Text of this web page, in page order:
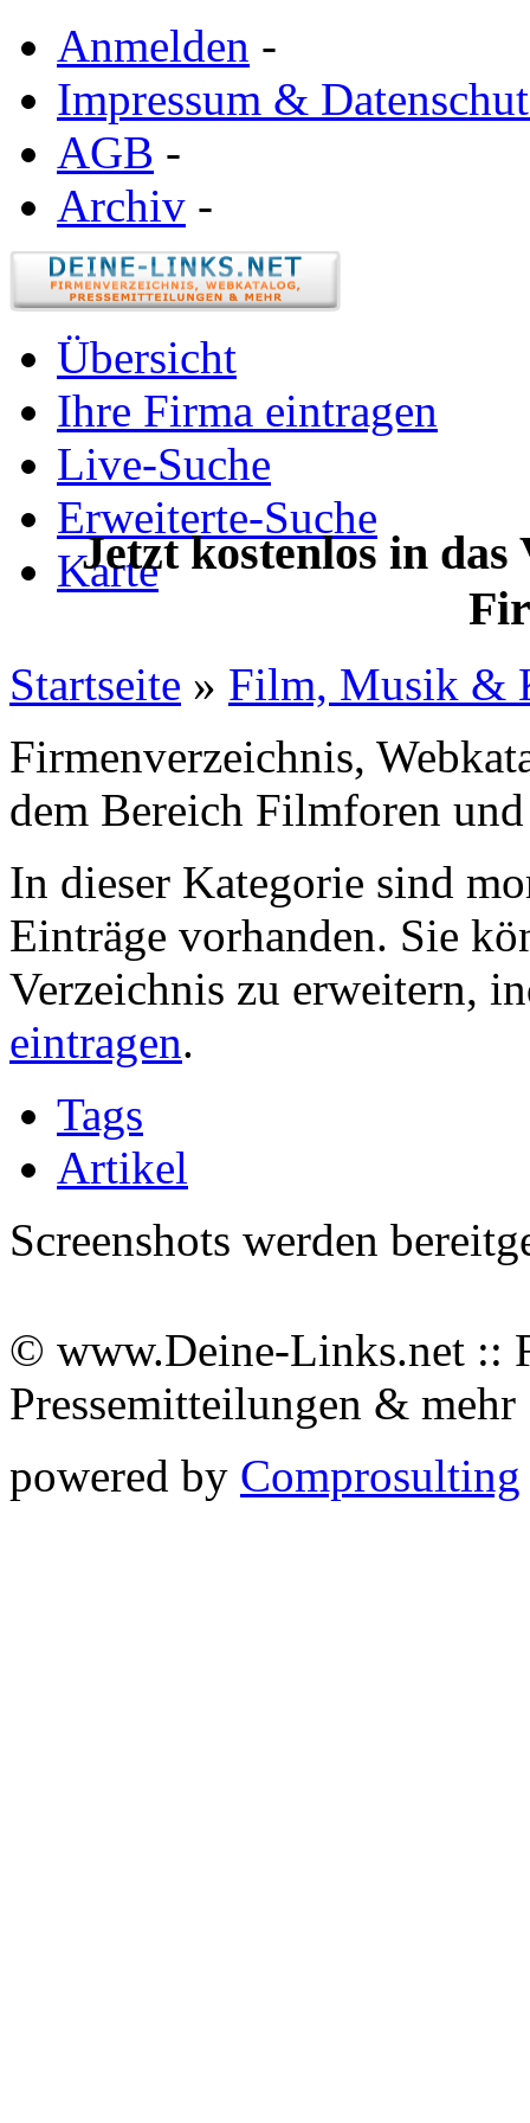
Anmelden -
Impressum &
AGB -
Archiv -
Übersicht
Ihre Firma eintragen
Live-Suche
Erweiterte-Suche
Karte
Jetzt kostenlos in
Startseite » Film, Musik &
Firmenverzeichnis,
dem Bereich Filmforen
In dieser Kategorie sind
Einträge vorhanden. Sie
Verzeichnis zu erweitern,
eintragen.
Tags
Artikel
Screenshots werden
© www.Deine-Links.net ::
Pressemitteilungen &
powered by Comprosulting